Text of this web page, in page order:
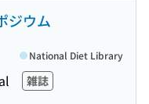
ジウム
雑誌
National Diet Library